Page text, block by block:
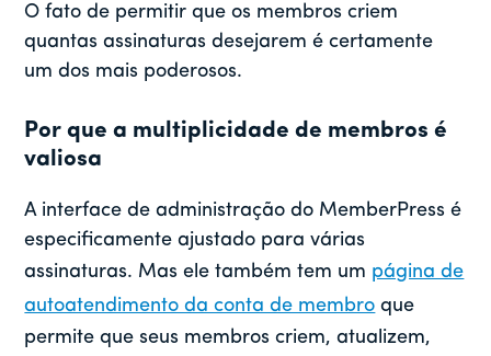
O fato de permitir que os membros criem
quantas assinaturas desejarem é certamente
um dos mais poderosos.
Por que a multiplicidade de membros é
valiosa
A interface de administração do MemberPress é
especificamente ajustado para várias
assinaturas. Mas ele também tem um página de
autoatendimento da conta de membro que
permite que seus membros criem, atualizem,